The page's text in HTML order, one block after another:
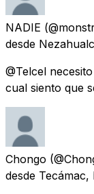
NADIE
desde
@Telcel
cual siento que
Chongo
desde Tecámac,